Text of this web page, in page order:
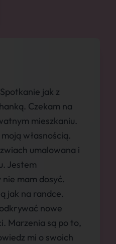
jak z
Czekam na
mieszkaniu.
własnością.
umalowana i
Jestem
mam dosyć.
jak na randce.
nowe
Marzenia są po to,
mi o swoich